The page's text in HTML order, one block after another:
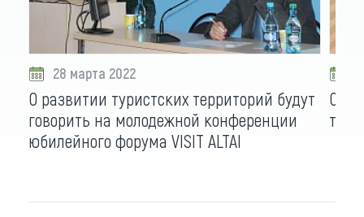
28 марта 2022
О развитии туристских территорий будут
говорить на молодежной конференции
юбилейного форума VISIT ALTAI